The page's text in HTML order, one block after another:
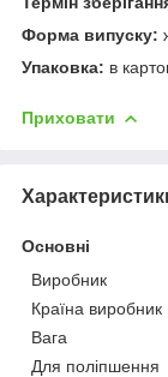
Форма випуску:
Упаковка: в
Приховати
Основні
Виробник
Країна виробник
Вага
Для поліпшення